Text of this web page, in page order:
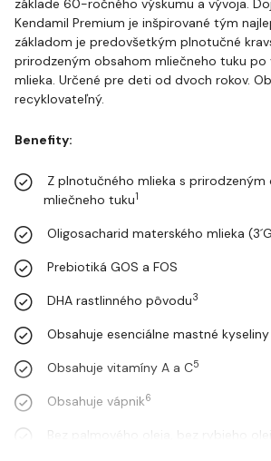
základe 60-ročného výskumu a vývoja.
Kendamil Premium je inšpirované tým
základom je predovšetkým plnotučné
prirodzeným obsahom mliečneho tuku po
mlieka. Určené pre deti od dvoch rokov.
recyklovateľný.
Benefity:
Z plnotučného mlieka s prirodzeným
mliečneho tuku1
Oligosacharid materského mlieka
Prebiotiká GOS a FOS
DHA rastlinného pôvodu3
Obsahuje esenciálne mastné kyseliny
Obsahuje vitamíny A a C5
Obsahuje vápnik6
Bez palmového oleja, bez rybieho